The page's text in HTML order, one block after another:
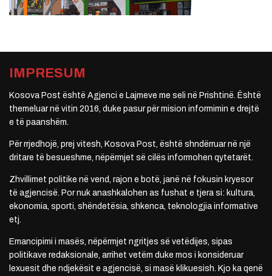
IMPRESUM
Kosova Post është Agjenci e Lajmeve me seli në Prishtinë. Është
themeluar në vitin 2016, duke pasur për mision informimin e drejtë
e të paanshëm.
Për rrjedhojë, prej vitesh, Kosova Post, është shndërruar në një
dritare të besueshme, nëpërmjet së cilës informohen qytetarët.
Zhvillimet politike në vend, rajon e botë, janë në fokusin kryesor
të agjencisë. Por nuk anashkalohen as fushat e tjera si: kultura,
ekonomia, sporti, shëndetësia, shkenca, teknologjia informative
etj.
Emancipimi i masës, nëpërmjet ngritjes së vetëdijes, sipas
politikave redaksionale, arrihet vetëm duke mos i konsideruar
lexuesit dhe ndjekësit e agjencisë, si masë klikuesish. Kjo ka qenë